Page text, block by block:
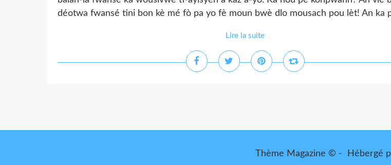
déotwa fwansé tini bon kè mé fò pa yo fè moun bwè dlo mousach pou lèt! An ka
Lire la suite
Thème Magazine © - Hébergé